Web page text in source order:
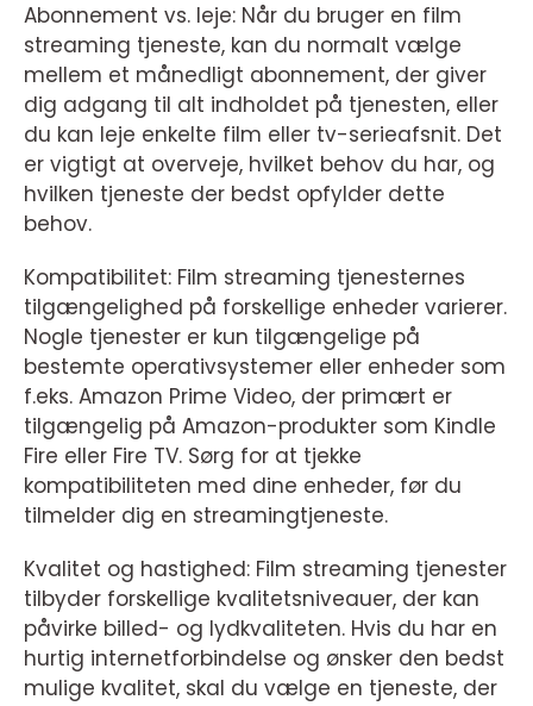
Abonnement vs. leje: Når du bruger en film
streaming tjeneste, kan du normalt vælge
mellem et månedligt abonnement, der giver
dig adgang til alt indholdet på tjenesten, eller
du kan leje enkelte film eller tv-serieafsnit. Det
er vigtigt at overveje, hvilket behov du har, og
hvilken tjeneste der bedst opfylder dette
behov.
Kompatibilitet: Film streaming tjenesternes
tilgængelighed på forskellige enheder varierer.
Nogle tjenester er kun tilgængelige på
bestemte operativsystemer eller enheder som
f.eks. Amazon Prime Video, der primært er
tilgængelig på Amazon-produkter som Kindle
Fire eller Fire TV. Sørg for at tjekke
kompatibiliteten med dine enheder, før du
tilmelder dig en streamingtjeneste.
Kvalitet og hastighed: Film streaming tjenester
tilbyder forskellige kvalitetsniveauer, der kan
påvirke billed- og lydkvaliteten. Hvis du har en
hurtig internetforbindelse og ønsker den bedst
mulige kvalitet, skal du vælge en tjeneste, der